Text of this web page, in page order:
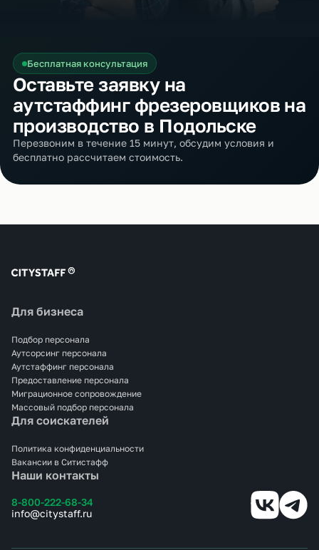
Бесплатная консультация
Оставьте заявку на
аутстаффинг фрезеровщиков на
производство в Подольске
Перезвоним в течение 15 минут, обсудим условия и
бесплатно рассчитаем стоимость.
Наши контакты
8-800-222-68-34
info@citystaff.ru
Для бизнеса
Подбор персонала
Аутсорсинг персонала
Аутстаффинг персонала
Предоставление персонала
Миграционное сопровождение
Массовый подбор персонала
Для соискателей
Политика конфиденциальности
Вакансии в Ситистафф